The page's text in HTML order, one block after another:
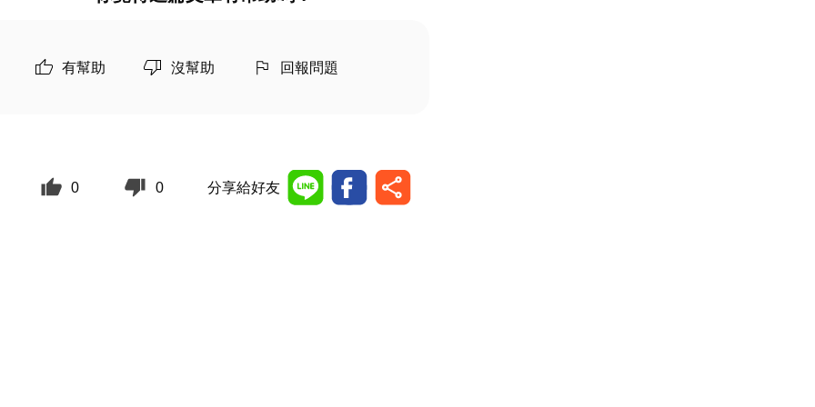
有幫助 沒幫助 回報問題
0 0 分享給好友